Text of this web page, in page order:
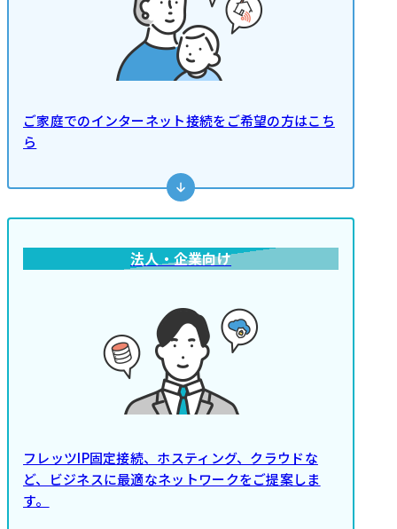
ご家庭でのインターネット接続をご希望の方はこち
ら
法人・企業向け
フレッツIP固定接続、ホスティング、クラウドな
ど、ビジネスに最適なネットワークをご提案しま
す。